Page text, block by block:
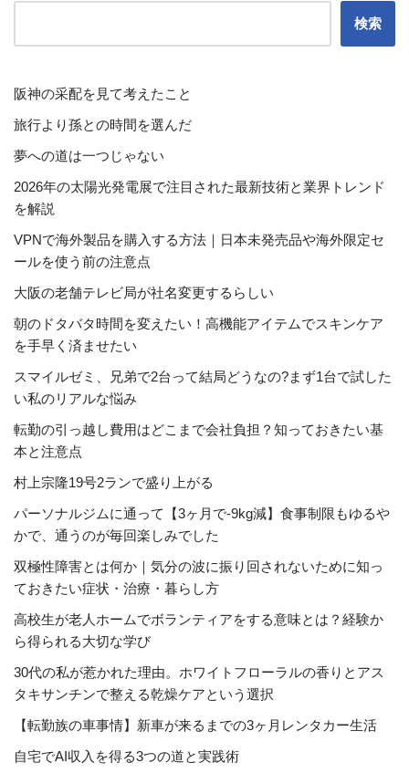
検索
阪神の采配を見て考えたこと
旅行より孫との時間を選んだ
夢への道は一つじゃない
2026年の太陽光発電展で注目された最新技術と業界トレンド
を解説
VPNで海外製品を購入する方法｜日本未発売品や海外限定セ
ールを使う前の注意点
大阪の老舗テレビ局が社名変更するらしい
朝のドタバタ時間を変えたい！高機能アイテムでスキンケア
を手早く済ませたい
スマイルゼミ、兄弟で2台って結局どうなの?まず1台で試した
い私のリアルな悩み
転勤の引っ越し費用はどこまで会社負担？知っておきたい基
本と注意点
村上宗隆19号2ランで盛り上がる
パーソナルジムに通って【3ヶ月で-9kg減】食事制限もゆるや
かで、通うのが毎回楽しみでした
双極性障害とは何か｜気分の波に振り回されないために知っ
ておきたい症状・治療・暮らし方
高校生が老人ホームでボランティアをする意味とは？経験か
ら得られる大切な学び
30代の私が惹かれた理由。ホワイトフローラルの香りとアス
タキサンチンで整える乾燥ケアという選択
【転勤族の車事情】新車が来るまでの3ヶ月レンタカー生活
自宅でAI収入を得る3つの道と実践術